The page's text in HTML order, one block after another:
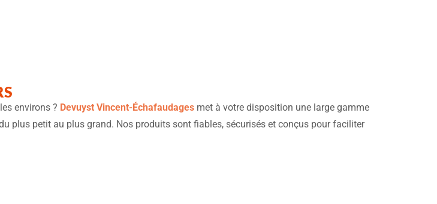
environs ? Devuyst Vincent-Échafaudages met à votre disposition une large gamme
plus petit au plus grand. Nos produits sont fiables, sécurisés et conçus pour faciliter